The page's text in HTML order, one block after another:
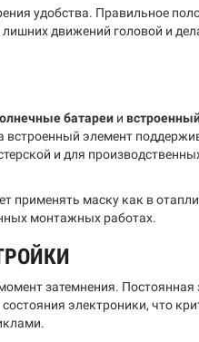
удобства. Правильное
движений головой и
батареи и
встроенный элемент
и для
применять маску как в
монтажных работах.
затемнения. Постоянная
электроники, что